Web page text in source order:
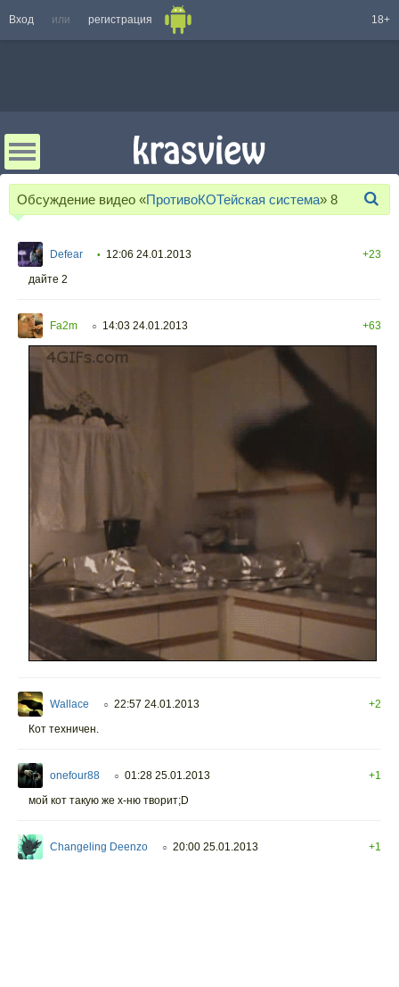
Вход или регистрация 18+
Обсуждение видео «ПротивоКОТейская система» 8
Defear • 12:06 24.01.2013
+23
дайте 2
Fa2m ○ 14:03 24.01.2013 +63
Wallace ○ 22:57 24.01.2013
+2
Кот техничен.
onefour88 ○ 01:28 25.01.2013
+1
мой кот такую же х-ню творит;D
Changeling Deenzo ○ 20:00 25.01.2013 +1